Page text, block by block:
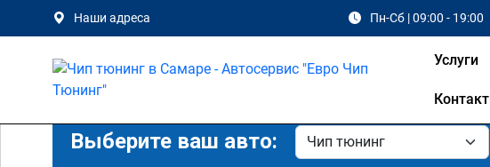
Наши адреса Пн-Сб | 09:00 - 19:00
Услуги
Выберите ваш авто: